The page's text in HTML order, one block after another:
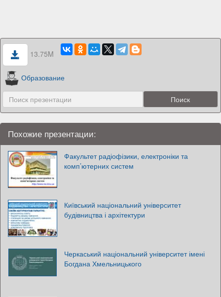
13.75M
Образование
Похожие презентации:
Факультет радіофізики, електроніки та
комп’ютерних систем
Київський національний університет
будівництва і архітектури
Черкаський національний університет імені
Богдана Хмельницького